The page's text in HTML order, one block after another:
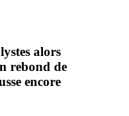
alors
rebond de
encore